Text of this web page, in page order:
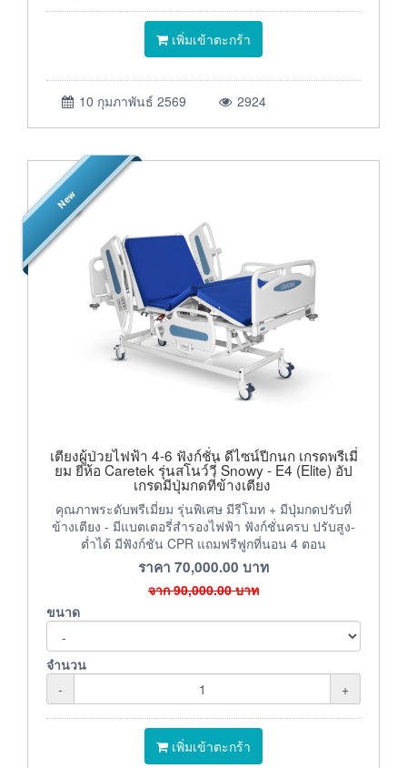
เพิ่มเข้าตะกร้า
10 กุมภาพันธ์ 2569 2924
New
เตียงผู้ป่วยไฟฟ้า 4-6 ฟังก์ชั่น ดีไซน์ปีกนก เกรดพรีเมี่
ยม ยี่ห้อ Caretek รุ่นสโนว์วี่ Snowy - E4 (Elite) อัป
เกรดมีปุ่มกดที่ข้างเตียง
คุณภาพระดับพรีเมี่ยม รุ่นพิเศษ มีรีโมท + มีปุ่มกดปรับที่
ข้างเตียง - มีแบตเตอรี่สำรองไฟฟ้า ฟังก์ชั่นครบ ปรับสูง-
ต่ำได้ มีฟังก์ชัน CPR แถมฟรีฟูกที่นอน 4 ตอน
ราคา 70,000.00 บาท
จาก90,000.00บาท
ขนาด
จำนวน
-
+
เพิ่มเข้าตะกร้า